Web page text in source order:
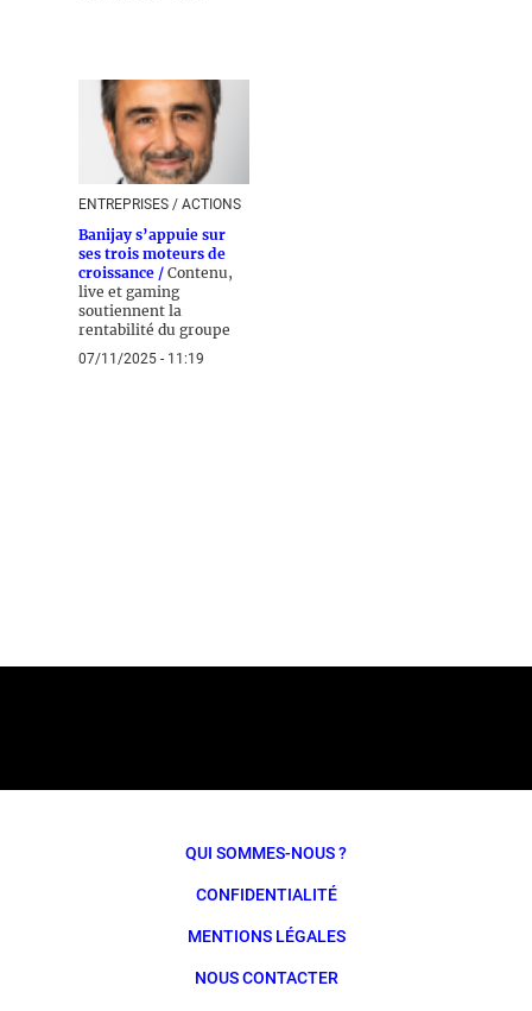
ENTREPRISES / ACTIONS
Banijay s’appuie sur
ses trois moteurs de
croissance / Contenu,
live et gaming
soutiennent la
rentabilité du groupe
07/11/2025 - 11:19
QUI SOMMES-NOUS ?
CONFIDENTIALITÉ
MENTIONS LÉGALES
NOUS CONTACTER